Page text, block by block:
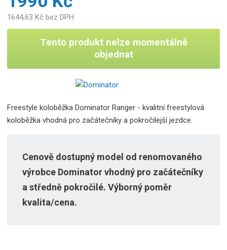
1644,63 Kč bez DPH
Tento produkt nelze momentálně
objednat
Freestyle koloběžka Dominator Ranger - kvalitní freestylová
koloběžka vhodná pro začátečníky a pokročilejší jezdce.
Cenově dostupný model od renomovaného
výrobce Dominator vhodný pro začátečníky
a středně pokročilé. Výborný poměr
kvalita/cena.